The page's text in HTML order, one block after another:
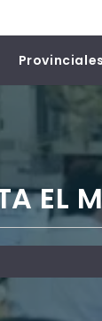
Provinciales
EL